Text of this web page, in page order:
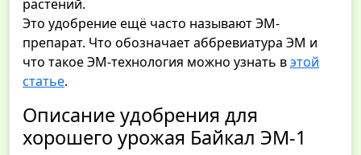
растений.
Это удобрение ещё часто называют ЭМ-
препарат. Что обозначает аббревиатура ЭМ и
что такое ЭМ-технология можно узнать вэтой
статье.
Описание удобрения для
хорошего урожая Байкал ЭМ-1